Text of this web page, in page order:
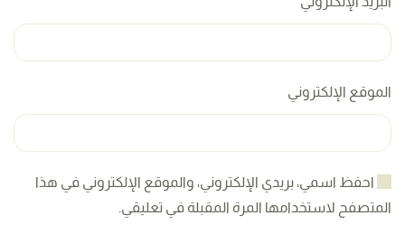
الموقع الإلكتروني
احفظ اسمي، بريدي الإلكتروني، والموقع الإلكتروني في هذا
المتصفح لاستخدامها المرة المقبلة في تعليقي.